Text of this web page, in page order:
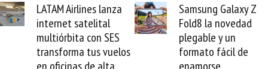
Samsung Galaxy Z
Fold8 la novedad
plegable y un
formato fácil de
enamorse
Cashea levanta 100
millones de dólares y
valida el crédito del
venezolano ante el
mundo